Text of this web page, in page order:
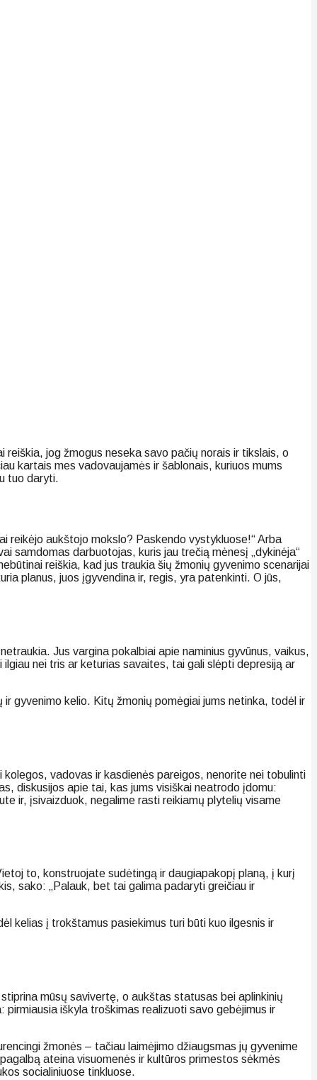
jog žmogus neseka savo pačių norais ir tikslais, o
kartais mes vadovaujamės ir šablonais, kuriuos mums
tuo daryti.
reikėjo aukštojo mokslo? Paskendo vystykluose!“ Arba
samdomas darbuotojas, kuris jau trečią mėnesį „dykinėja“
reiškia, kad jus traukia šių žmonių gyvenimo scenarijai
planus, juos įgyvendina ir, regis, yra patenkinti. O jūs,
Jus vargina pokalbiai apie naminius gyvūnus, vaikus,
nei tris ar keturias savaites, tai gali slėpti depresiją ar
gyvenimo kelio. Kitų žmonių pomėgiai jums netinka, todėl ir
vadovas ir kasdienės pareigos, nenorite nei tobulinti
diskusijos apie tai, kas jums visiškai neatrodo įdomu:
ir, įsivaizduok, negalime rasti reikiamų plytelių visame
to, konstruojate sudėtingą ir daugiapakopį planą, į kurį
sako: „Palauk, bet tai galima padaryti greičiau ir
kelias į trokštamus pasiekimus turi būti kuo ilgesnis ir
mūsų savivertę, o aukštas statusas bei aplinkinių
iškyla troškimas realizuoti savo gebėjimus ir
žmonės – tačiau laimėjimo džiaugsmas jų gyvenime
ateina visuomenės ir kultūros primestos sėkmės
socialiniuose tinkluose.